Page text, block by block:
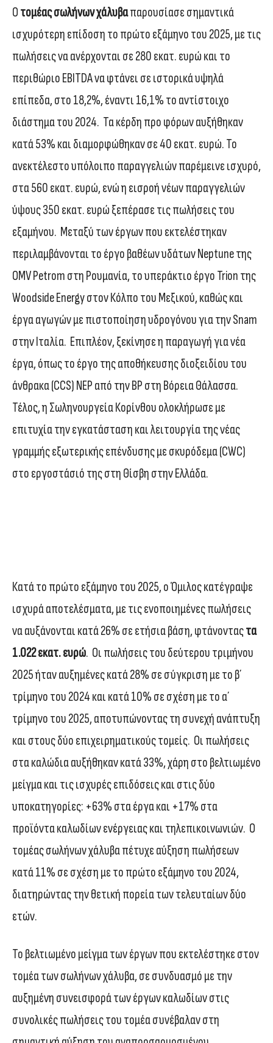
Ο τομέας σωλήνων χάλυβαπαρουσίασε σημαντικά
ισχυρότερη επίδοση το πρώτο εξάμηνο του 2025, με τις
πωλήσεις να ανέρχονται σε 280 εκατ. ευρώ και το
περιθώριο EBITDA να φτάνει σε ιστορικά υψηλά
επίπεδα, στο 18,2%, έναντι 16,1% το αντίστοιχο
διάστημα του 2024. Τα κέρδη προ φόρων αυξήθηκαν
κατά 53% και διαμορφώθηκαν σε 40 εκατ. ευρώ. Το
ανεκτέλεστο υπόλοιπο παραγγελιών παρέμεινε ισχυρό,
στα 560 εκατ. ευρώ, ενώ η εισροή νέων παραγγελιών
ύψους 350 εκατ. ευρώ ξεπέρασε τις πωλήσεις του
εξαμήνου. Μεταξύ των έργων που εκτελέστηκαν
περιλαμβάνονται το έργο βαθέων υδάτων Neptune της
OMV Petrom στη Ρουμανία, το υπεράκτιο έργο Trion της
Woodside Energy στον Κόλπο του Μεξικού, καθώς και
έργα αγωγών με πιστοποίηση υδρογόνου για την Snam
στην Ιταλία. Επιπλέον, ξεκίνησε η παραγωγή για νέα
έργα, όπως το έργο της αποθήκευσης διοξειδίου του
άνθρακα (CCS) NEP από την BP στη Βόρεια Θάλασσα.
Τέλος, η Σωληνουργεία Κορίνθου ολοκλήρωσε με
επιτυχία την εγκατάσταση και λειτουργία της νέας
γραμμής εξωτερικής επένδυσης με σκυρόδεμα (CWC)
στο εργοστάσιό της στη Θίσβη στην Ελλάδα.
Κατά το πρώτο εξάμηνο του 2025, ο Όμιλος κατέγραψε
ισχυρά αποτελέσματα, με τις ενοποιημένες πωλήσεις
να αυξάνονται κατά 26% σε ετήσια βάση, φτάνονταςτα
1.022 εκατ. ευρώ. Οι πωλήσεις του δεύτερου τριμήνου
2025 ήταν αυξημένες κατά 28% σε σύγκριση με το β΄
τρίμηνο του 2024 και κατά 10% σε σχέση με το α΄
τρίμηνο του 2025, αποτυπώνοντας τη συνεχή ανάπτυξη
και στους δύο επιχειρηματικούς τομείς. Οι πωλήσεις
στα καλώδια αυξήθηκαν κατά 33%, χάρη στο βελτιωμένο
μείγμα και τις ισχυρές επιδόσεις και στις δύο
υποκατηγορίες: +63% στα έργα και +17% στα
προϊόντα καλωδίων ενέργειας και τηλεπικοινωνιών. Ο
τομέας σωλήνων χάλυβα πέτυχε αύξηση πωλήσεων
κατά 11% σε σχέση με το πρώτο εξάμηνο του 2024,
διατηρώντας την θετική πορεία των τελευταίων δύο
ετών.
Το βελτιωμένο μείγμα των έργων που εκτελέστηκε στον
τομέα των σωλήνων χάλυβα, σε συνδυασμό με την
αυξημένη συνεισφορά των έργων καλωδίων στις
συνολικές πωλήσεις του τομέα συνέβαλαν στη